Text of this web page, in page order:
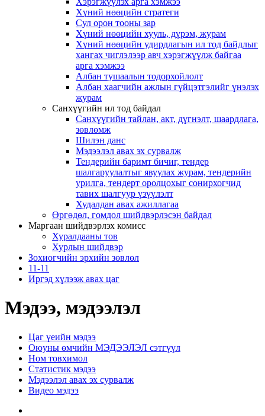
Хүний нөөцийн стратеги
Сул орон тооны зар
Хүний нөөцийн хууль, дүрэм, журам
Хүний нөөцийн удирдлагын ил тод байдлыг
хангах чиглэлээр авч хэрэгжүүлж байгаа
арга хэмжээ
Албан тушаалын тодорхойлолт
Албан хаагчийн ажлын гүйцэтгэлийг үнэлэх
журам
Санхүүгийн ил тод байдал
Санхүүгийн тайлан, акт, дүгнэлт, шаардлага,
зөвлөмж
Шилэн данс
Мэдээлэл авах эх сурвалж
Тендерийн баримт бичиг, тендер
шалгаруулалтыг явуулах журам, тендерийн
урилга, тендерт оролцохыг сонирхогчид
тавих шалгуур үзүүлэлт
Худалдан авах ажиллагаа
Өргөдөл, гомдол шийдвэрлэсэн байдал
Маргаан шийдвэрлэх комисс
Хуралдааны тов
Хурлын шийдвэр
Зохиогчийн эрхийн зөвлөл
11-11
Иргэд хүлээж авах цаг
Мэдээ, мэдээлэл
Цаг үеийн мэдээ
Оюуны өмчийн МЭДЭЭЛЭЛ сэтгүүл
Ном товхимол
Статистик мэдээ
Мэдээлэл авах эх сурвалж
Видео мэдээ